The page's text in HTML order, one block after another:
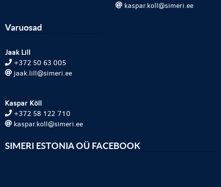
kaspar.koll@simeri.ee
Varuosad
Jaak Lill
+372 50 63 005
jaak.lill@simeri.ee
Kaspar Köll
+372 58 122 710
kaspar.koll@simeri.ee
SIMERI ESTONIA OÜ FACEBOOK